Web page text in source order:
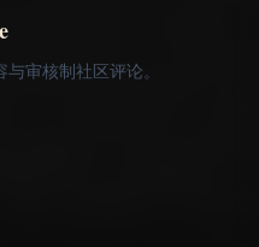
审核制社区评论。